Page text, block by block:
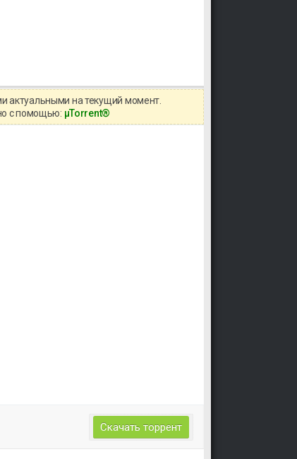
актуальными на текущий момент.
с помощью: μTorrent®
Скачать торрент